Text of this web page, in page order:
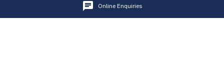
欧米直播 | WeOmics - O17 - 微量样本前处理技术详解- 陆恬 -
PCT在小鼠各组织器官中的应用
Online Enquiries